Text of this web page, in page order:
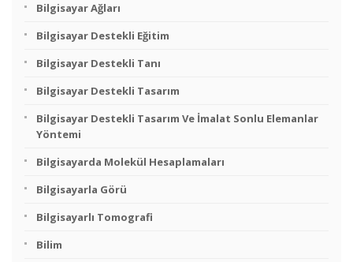
Bilgisayar Ağları
Bilgisayar Destekli Eğitim
Bilgisayar Destekli Tanı
Bilgisayar Destekli Tasarım
Bilgisayar Destekli Tasarım Ve İmalat Sonlu Elemanlar
Yöntemi
Bilgisayarda Molekül Hesaplamaları
Bilgisayarla Görü
Bilgisayarlı Tomografi
Bilim